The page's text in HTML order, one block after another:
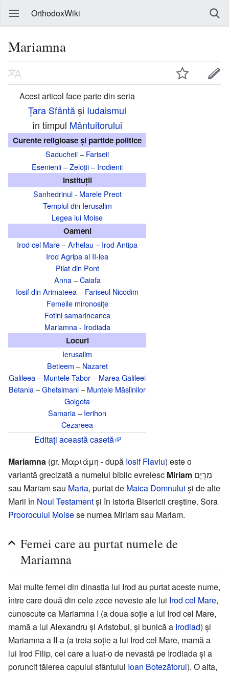
OrthodoxWiki
Mariamna
Acest articol face parte din seria
Țara Sfântăși Iudaismul
în timpul Mântuitorului
Curente religioase și partide politice
Saducheii– Fariseii
Esenienii–Zeloții– Irodienii
Instituții
Sanhedrinul- Marele Preot
Templul din Ierusalim
Legea lui Moise
Oameni
Irod cel Mare–Arhelau – Irod Antipa
Irod Agripa al II-lea
Pilat din Pont
Anna–Caiafa
Iosif din Arimateea– Fariseul Nicodim
Femeile mironosițe
Fotini samarineanca
Mariamna- Irodiada
Locuri
Ierusalim
Betleem – Nazaret
Galileea– Muntele Tabor– Marea Galileei
Betania–Ghetsimani– Muntele Măslinilor
Golgota
Samaria– Ierihon
Cezareea
Editați această casetă
Mariamna (gr. Μαριάμη - după Iosif Flaviu) este o
variantă grecizată a numelui biblic evreiesc Miriam
sau Mariam sau Maria, purtat de Maica Domnului și de alte
Marii în Noul Testamentși în istoria Bisericii creștine. Sora
Proorocului Moisese numea Miriam sau Mariam.
Femei care au purtat numele de
Mariamna
Mai multe femei din dinastia lui Irod au purtat aceste nume,
între care două din cele zece neveste ale lui Irod cel Mare,
cunoscute ca Mariamna I (a doua soție a lui Irod cel Mare,
mamă a lui Alexandru și Aristobul, și bunică a Irodiad) și
Mariamna a II-a (a treia soție a lui Irod cel Mare, mamă a
lui Irod Filip, cel care a luat-o de nevastă pe Irodiada și a
poruncit tăierea capului sfântului Ioan Botezătorul). O alta,